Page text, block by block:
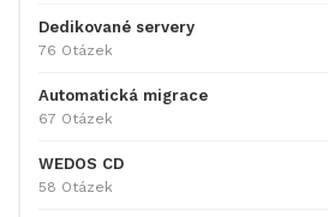
Dedikované servery
76 Otázek
Automatická migrace
67 Otázek
WEDOS CD
58 Otázek